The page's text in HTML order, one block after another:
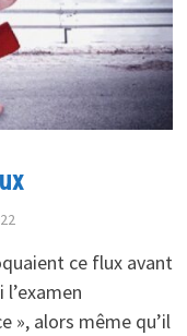
ce flux avant
», alors même qu’il